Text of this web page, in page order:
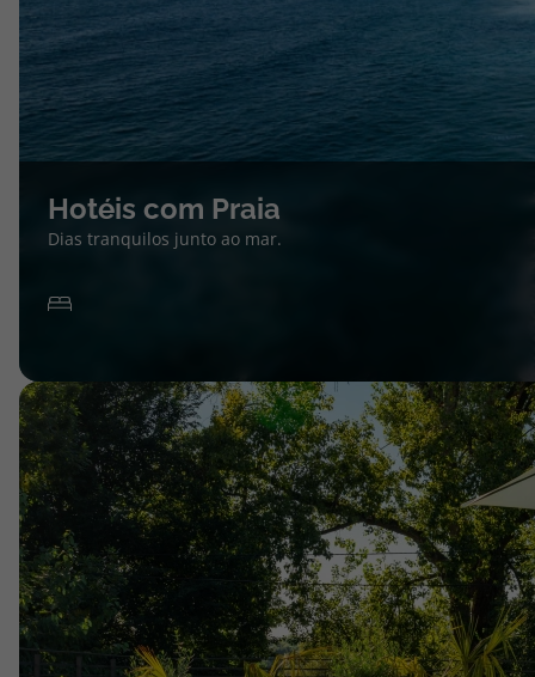
Hotéis com Praia
Dias tranquilos junto ao mar.